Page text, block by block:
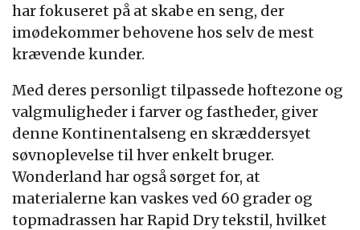
har fokuseret på at skabe en seng, der
imødekommer behovene hos selv de mest
krævende kunder.
Med deres personligt tilpassede hoftezone og
valgmuligheder i farver og fastheder, giver
denne Kontinentalseng en skræddersyet
søvnoplevelse til hver enkelt bruger.
Wonderland har også sørget for, at
materialerne kan vaskes ved 60 grader og
topmadrassen har Rapid Dry tekstil, hvilket